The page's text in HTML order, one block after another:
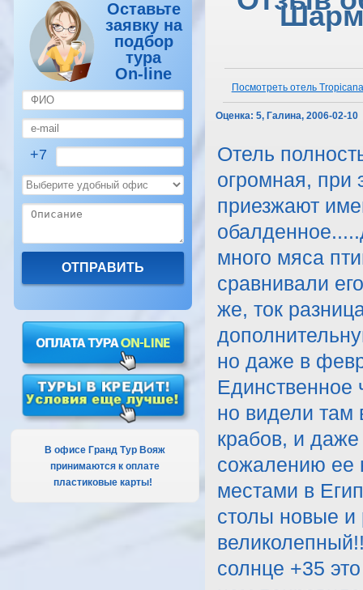
Оставьте
заявку на
подбор
тура
On-line
+7
В офисе Гранд Тур Вояж
принимаются к оплате
пластиковые карты!
Посмотреть отель
Оценка: 5, Галина, 2006-02-10
Отель
огромная, при
приезжают
много мяса
сравнивали
же, ток
но даже в
Единственное
но видели там
крабов, и
сожалению ее
местами в
столы новые и
солнце +35